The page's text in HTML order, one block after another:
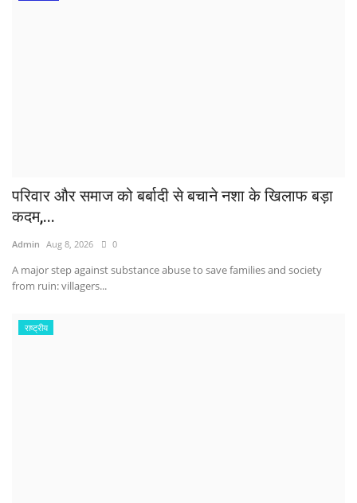
परिवार और समाज को बर्बादी से बचाने नशा के खिलाफ बड़ा
कदम,...
Admin Aug 8, 2026 0
A major step against substance abuse to save families and society
from ruin: villagers...
राष्ट्रीय